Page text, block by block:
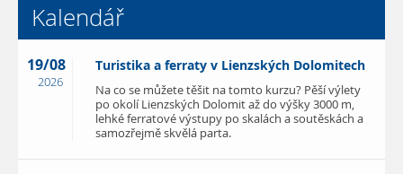
Kalendář
19/08
2026
Turistika a ferraty v Lienzských Dolomitech
Na co se můžete těšit na tomto kurzu? Pěší výlety
po okolí Lienzských Dolomit až do výšky 3000 m,
lehké ferratové výstupy po skalách a soutěskách a
samozřejmě skvělá parta.